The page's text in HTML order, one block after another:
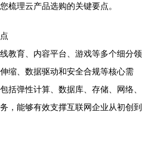
梳理云产品选购的关键要点。
教育、内容平台、游戏等多个细分领
缩、数据驱动和安全合规等核心需
括弹性计算、数据库、存储、网络、
，能够有效支撑互联网企业从初创到